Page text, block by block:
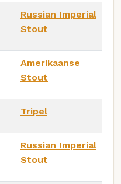
Russian Imperial
Stout
Amerikaanse
Stout
Tripel
Russian Imperial
Stout